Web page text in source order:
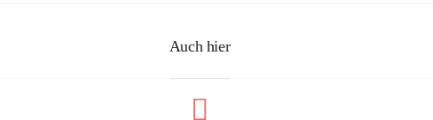
Auch hier